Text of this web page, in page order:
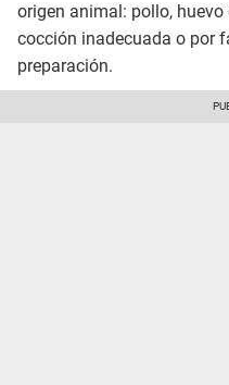
origen animal: pollo,
cocción inadecuada o por
preparación.